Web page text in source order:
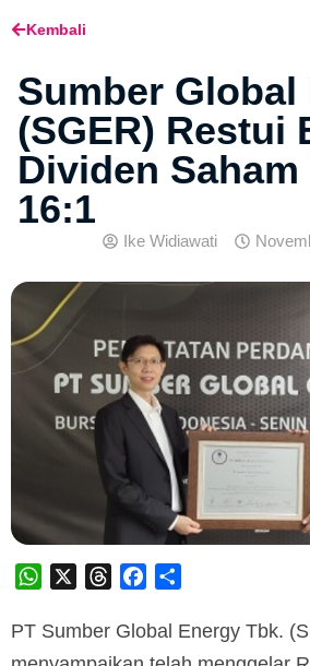
Kembali
Sumber Global
(SGER) Restui
Dividen Saham
16:1
Ike Widiawati
WhatsApp ThreadsFacebook
PT Sumber Global Energy Tbk.